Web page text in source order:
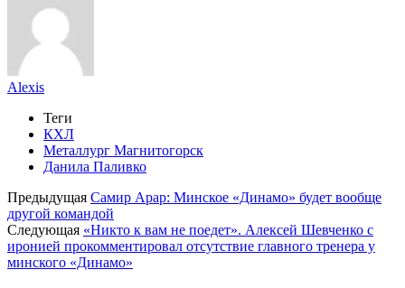
Alexis
Теги
КХЛ
Металлург Магнитогорск
Данила Паливко
Предыдущая Самир Арар: Минское «Динамо» будет вообще
другой командой
Следующая «Никто к вам не поедет». Алексей Шевченко с
иронией прокомментировал отсутствие главного тренера у
минского «Динамо»